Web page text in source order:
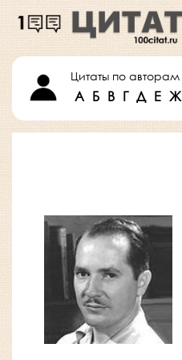
Цитаты по авторам
А Б В Г Д Е Ж